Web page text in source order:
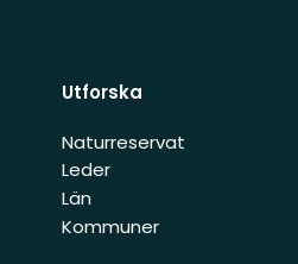
Utforska
Naturreservat
Leder
Län
Kommuner